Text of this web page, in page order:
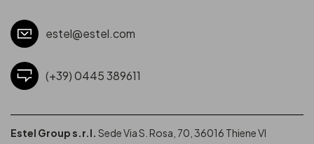
estel@estel.com
(+39) 0445 389611
Estel Group s.r.l. Sede Via S. Rosa, 70, 36016 Thiene VI